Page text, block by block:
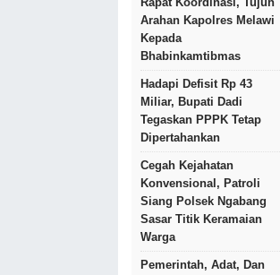
Arahan Kapolres Melawi
Kepada
Bhabinkamtibmas
Hadapi Defisit Rp 43
Miliar, Bupati Dadi
Tegaskan PPPK Tetap
Dipertahankan
Cegah Kejahatan
Konvensional, Patroli
Siang Polsek Ngabang
Sasar Titik Keramaian
Warga
Pemerintah, Adat, Dan